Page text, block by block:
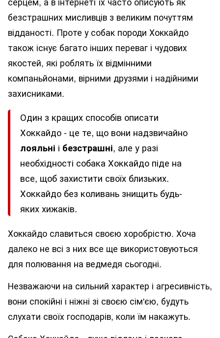
безстрашних мисливців з великим почуттям
відданості. Проте у собак породи Хоккайдо
також існує багато інших переваг і чудових
якостей, які роблять їх відмінними
компаньйонами, вірними друзями і надійними
захисниками.
Один з кращих способів описати
Хоккайдо - це те, що вони надзвичайно
лояльні і безстрашні, але у разі
необхідності собака Хоккайдо піде на
все, щоб захистити своїх близьких.
Хоккайдо без коливань знищить будь-
яких хижаків.
Хоккайдо славиться своєю хоробрістю. Хоча
далеко не всі з них все ще використовуються
для полювання на ведмедя сьогодні.
Незважаючи на сильний характер і агресивність,
вони спокійні і ніжні зі своєю сім'єю, будуть
слухати своїх господарів, коли їм накажуть.